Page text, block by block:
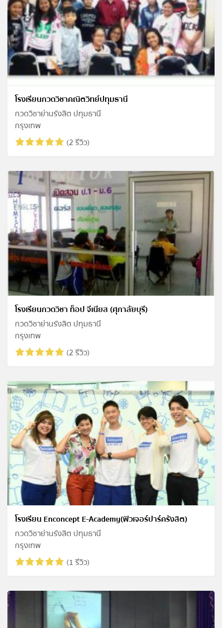
โรงเรียนกวดวิชาคณิตวิทย์ปทุมธานี
กวดวิชาย่านรังสิต ปทุมธานี
กรุงเทพ
(2 รีวิว)
โรงเรียนกวดวิชา ท็อป จีเนียส (ศุภาลัยบุรี)
กวดวิชาย่านรังสิต ปทุมธานี
กรุงเทพ
(2 รีวิว)
โรงเรียน Enconcept E-Academy(ฟิวเจอร์ปาร์ครังสิต)
กวดวิชาย่านรังสิต ปทุมธานี
กรุงเทพ
(1 รีวิว)